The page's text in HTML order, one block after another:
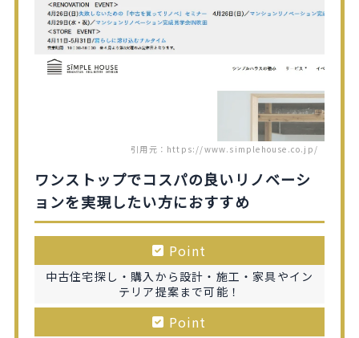
引用元：https://www.simplehouse.co.jp/
ワンストップでコスパの良いリノベーシ
ョンを実現したい方におすすめ
Point
中古住宅探し・購入から設計・施工・家具やイン
テリア提案まで可能！
Point